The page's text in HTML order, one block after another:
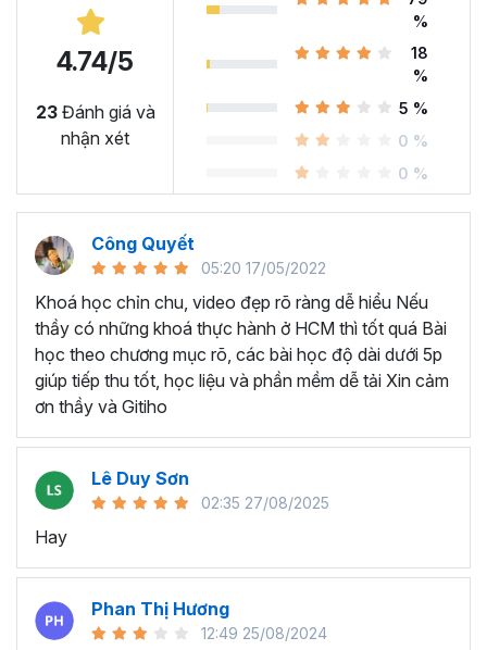
BẠN SẼ HỌC ĐƯỢC NHỮNG KỸ NĂNG GÌ SAU KHÓA
HỌC QUAY PHIM VÀ DỰNG VIDEO?
Hiểu lý do vì sao video chính là dạng Content hấp
Nắm được các bước sản xuất và chỉnh sửa video từ
A-Z.
Làm chủ các kỹ năng quay phim cơ bản: cách điều
chỉnh ánh sáng, bố cục, động tác quay,...
Làm chủ các kỹ năng biên tập cơ bản: cách dựng,
cắt, tạo hiệu ứng, chỉnh màu cho video,... bằng
Capcutvà Premier.
Biết tận dụng các thiết bị có sẵn để nâng cao chất
Nắm được cách sản xuất video trực tiếp trên
smartphone bằng các ứng dụng phổ biến.
Biết cách quay dựng video quảng cáo sản phẩm
cho mục đích thương mại.
cá nhân của riêng bạn.
4.74/5
23Đánh giá và
nhận xét
%
18
%
5 %
0 %
0 %
Công Quyết
05:20 17/05/2022
Khoá học chỉn chu, video đẹp rõ ràng dễ hiểu Nếu
thầy có những khoá thực hành ở HCM thì tốt quá Bài
học theo chương mục rõ, các bài học độ dài dưới 5p
giúp tiếp thu tốt, học liệu và phần mềm dễ tải Xin cảm
ơn thầy và Gitiho
Lê Duy Sơn
02:35 27/08/2025
Hay
Phan Thị Hương
12:49 25/08/2024